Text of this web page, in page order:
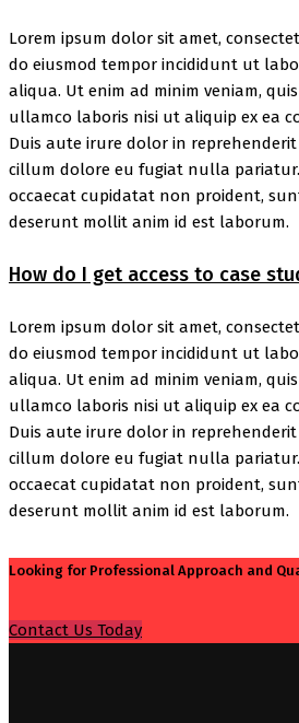
Lorem ipsum dolor sit amet,
do eiusmod tempor incididunt ut
aliqua. Ut enim ad minim veniam,
ullamco laboris nisi ut aliquip ex ea
Duis aute irure dolor in
cillum dolore eu fugiat nulla
occaecat cupidatat non proident,
deserunt mollit anim id est laborum.
How do I get access to case
Lorem ipsum dolor sit amet,
do eiusmod tempor incididunt ut
aliqua. Ut enim ad minim veniam,
ullamco laboris nisi ut aliquip ex ea
Duis aute irure dolor in
cillum dolore eu fugiat nulla
occaecat cupidatat non proident,
deserunt mollit anim id est laborum.
Looking for Professional Approach and
Contact Us Today